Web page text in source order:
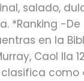
salado,
*Ranking -De
en la
Caol Ila
como